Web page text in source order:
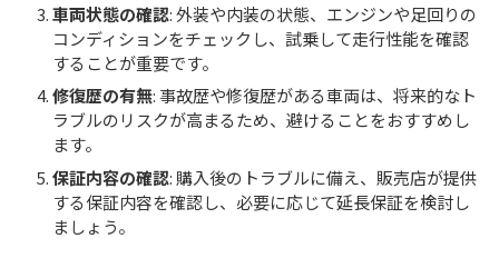
車両状態の確認: 外装や内装の状態、エンジンや足回りの
コンディションをチェックし、試乗して走行性能を確認
することが重要です。
修復歴の有無: 事故歴や修復歴がある車両は、将来的なト
ラブルのリスクが高まるため、避けることをおすすめし
ます。
保証内容の確認: 購入後のトラブルに備え、販売店が提供
する保証内容を確認し、必要に応じて延長保証を検討し
ましょう。